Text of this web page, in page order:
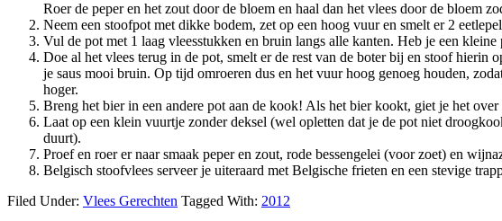
Roer de peper en het zout door de bloem en haal dan het vlees door de bloem
Neem een stoofpot met dikke bodem, zet op een hoog vuur en smelt er 2
Vul de pot met 1 laag vleesstukken en bruin langs alle kanten. Heb je een
Doe al het vlees terug in de pot, smelt er de rest van de boter bij en stoof hierin
je saus mooi bruin. Op tijd omroeren dus en het vuur hoog genoeg houden,
hoger.
Breng het bier in een andere pot aan de kook! Als het bier kookt, giet je het
Laat op een klein vuurtje zonder deksel (wel opletten dat je de pot niet
duurt).
Proef en roer er naar smaak peper en zout, rode bessengelei (voor zoet) en
Belgisch stoofvlees serveer je uiteraard met Belgische frieten en een stevige
Filed Under: Vlees Gerechten Tagged With: 2012